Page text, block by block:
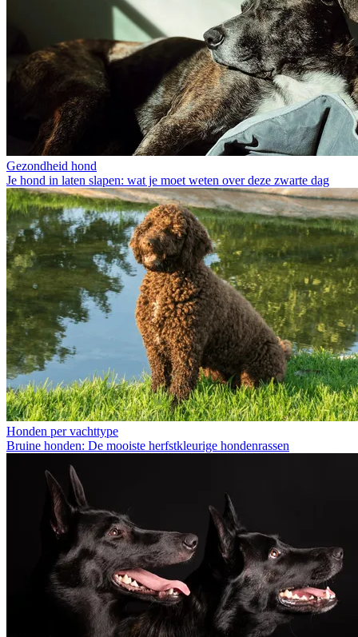
Gezondheid hond
Je hond in laten slapen: wat je moet weten over deze zwarte dag
Honden per vachttype
Bruine honden: De mooiste herfstkleurige hondenrassen